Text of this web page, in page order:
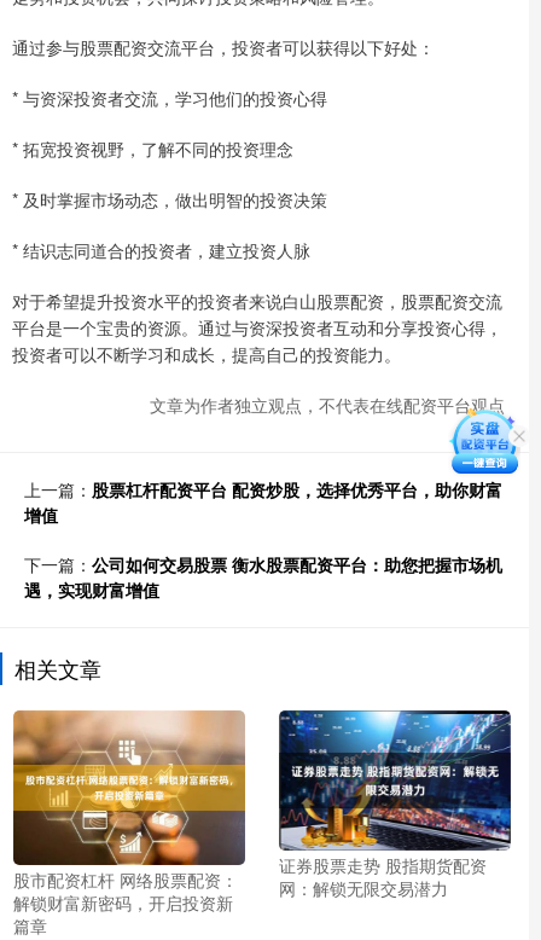
通过参与股票配资交流平台，投资者可以获得以下好处：
* 与资深投资者交流，学习他们的投资心得
* 拓宽投资视野，了解不同的投资理念
* 及时掌握市场动态，做出明智的投资决策
* 结识志同道合的投资者，建立投资人脉
对于希望提升投资水平的投资者来说白山股票配资，股票配资交流
平台是一个宝贵的资源。通过与资深投资者互动和分享投资心得，
投资者可以不断学习和成长，提高自己的投资能力。
文章为作者独立观点，不代表在线配资平台观点
上一篇： 股票杠杆配资平台 配资炒股，选择优秀平台，助你财富
增值
下一篇： 公司如何交易股票 衡水股票配资平台：助您把握市场机
遇，实现财富增值
相关文章
股市配资杠杆 网络股票配资：
解锁财富新密码，开启投资新
篇章
证券股票走势 股指期货配资
网：解锁无限交易潜力